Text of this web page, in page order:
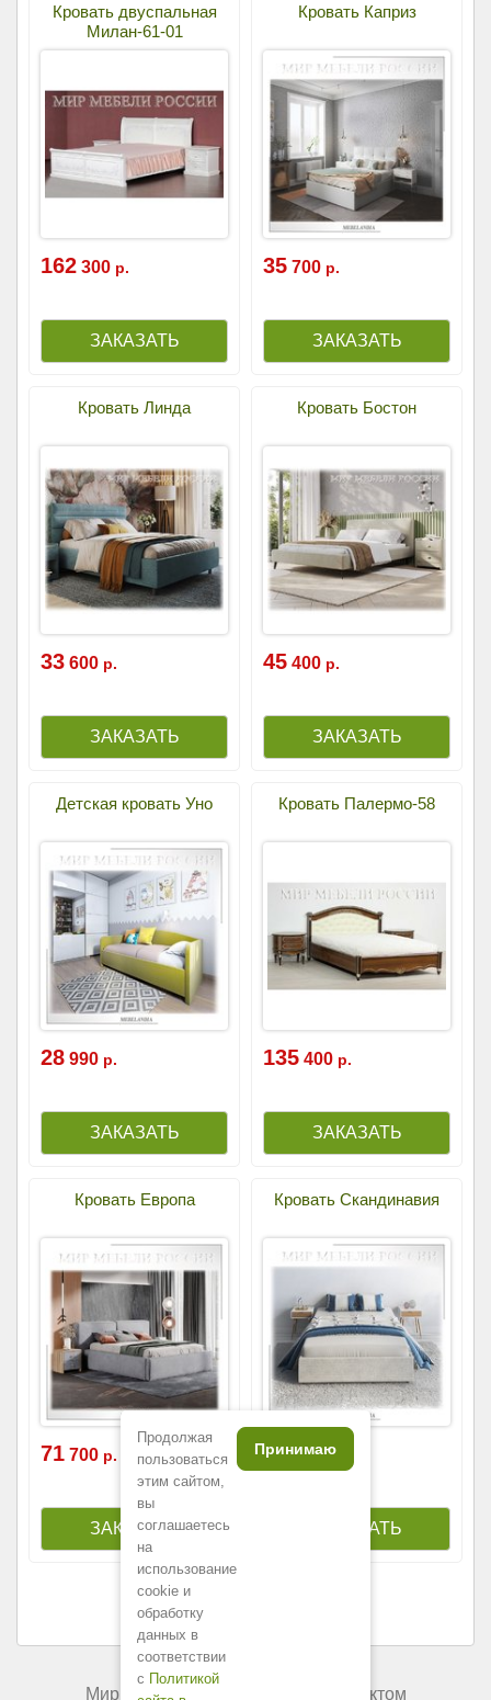
Кровать двуспальная
Милан-61-01
162 300 р.
Кровать Каприз
35 700 р.
Кровать Линда
33 600 р.
Кровать Бостон
45 400 р.
Детская кровать Уно
28 990 р.
Кровать Палермо-58
135 400 р.
Кровать Европа
71 700 р.
Кровать Скандинавия
23 990р.
Мир мебели России является объектом
Продолжая
пользоваться
этим сайтом,
вы
соглашаетесь
на
использование
cookie и
обработку
данных в
соответствии
с Политикой
Принимаю